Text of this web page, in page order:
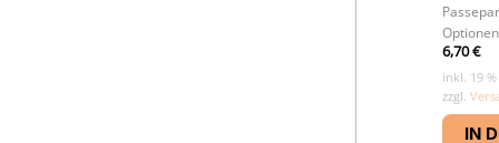
6,70€
inkl. 19
zzgl.
IN